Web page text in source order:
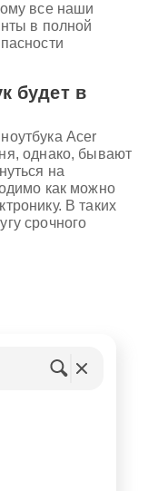
все наши
в полной
будет в
Acer
однако, бывают
на
как можно
В таких
срочного